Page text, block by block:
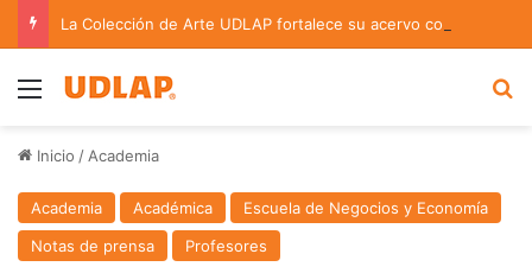
Menu
Inicio / Academia
Academia Académica
Escuela de Negocios y Economía
Notas de prensa
Profesores